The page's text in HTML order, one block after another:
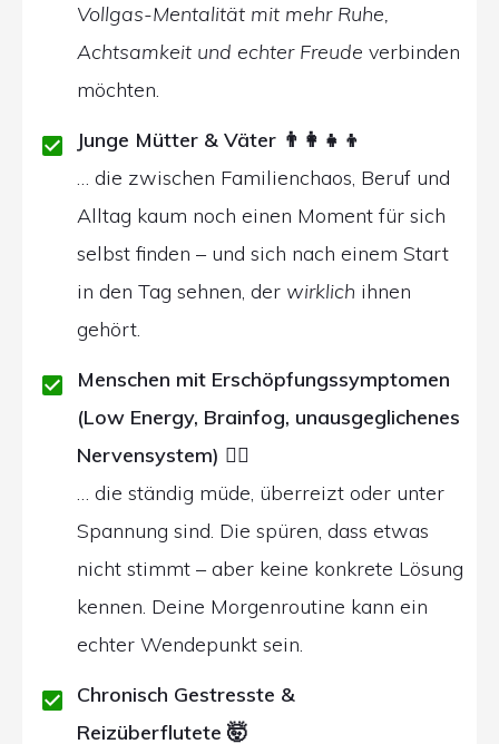
Vollgas-Mentalität mit mehr Ruhe,
Achtsamkeit und echter Freude verbinden
möchten.
Junge Mütter & Väter 👨‍👩‍👧‍👦
… die zwischen Familienchaos, Beruf und
Alltag kaum noch einen Moment für sich
selbst finden – und sich nach einem Start
in den Tag sehnen, der wirklich ihnen
gehört.
Menschen mit Erschöpfungssymptomen
(Low Energy, Brainfog, unausgeglichenes
Nervensystem) 👩‍⚕️
… die ständig müde, überreizt oder unter
Spannung sind. Die spüren, dass etwas
nicht stimmt – aber keine konkrete Lösung
kennen. Deine Morgenroutine kann ein
echter Wendepunkt sein.
Chronisch Gestresste &
Reizüberflutete 🤯